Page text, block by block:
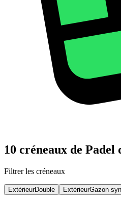
10 créneaux de Padel
Filtrer les créneaux
ExtérieurDouble ExtérieurGazon